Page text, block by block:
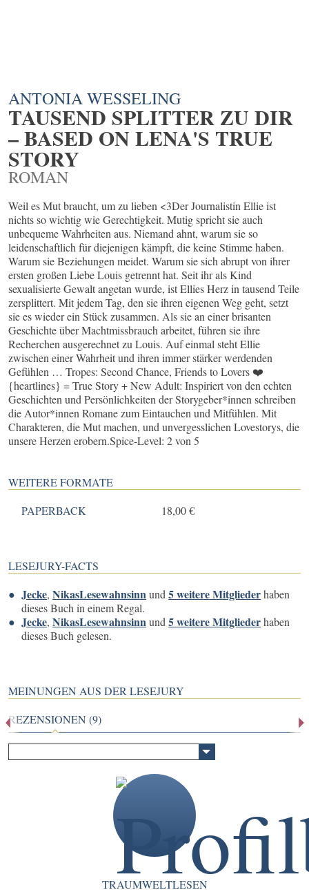
ANTONIA WESSELING
TAUSEND SPLITTER ZU DIR
– BASED ON LENA'S TRUE
STORY
ROMAN
Weil es Mut braucht, um zu lieben <3Der Journalistin Ellie ist
nichts so wichtig wie Gerechtigkeit. Mutig spricht sie auch
unbequeme Wahrheiten aus. Niemand ahnt, warum sie so
leidenschaftlich für diejenigen kämpft, die keine Stimme haben.
Warum sie Beziehungen meidet. Warum sie sich abrupt von ihrer
ersten großen Liebe Louis getrennt hat. Seit ihr als Kind
sexualisierte Gewalt angetan wurde, ist Ellies Herz in tausend Teile
zersplittert. Mit jedem Tag, den sie ihren eigenen Weg geht, setzt
sie es wieder ein Stück zusammen. Als sie an einer brisanten
Geschichte über Machtmissbrauch arbeitet, führen sie ihre
Recherchen ausgerechnet zu Louis. Auf einmal steht Ellie
zwischen einer Wahrheit und ihren immer stärker werdenden
Gefühlen … Tropes: Second Chance, Friends to Lovers ❤️
{heartlines} = True Story + New Adult: Inspiriert von den echten
Geschichten und Persönlichkeiten der Storygeber*innen schreiben
die Autor*innen Romane zum Eintauchen und Mitfühlen. Mit
Charakteren, die Mut machen, und unvergesslichen Lovestorys, die
unsere Herzen erobern.Spice-Level: 2 von 5
WEITERE FORMATE
PAPERBACK
18,00 €
LESEJURY-FACTS
Jecke,NikasLesewahnsinnund5 weitere Mitgliederhaben
dieses Buch in einem Regal.
Jecke,NikasLesewahnsinnund5 weitere Mitgliederhaben
dieses Buch gelesen.
MEINUNGEN AUS DER LESEJURY
REZENSIONEN (9)
TRAUMWELTLESEN